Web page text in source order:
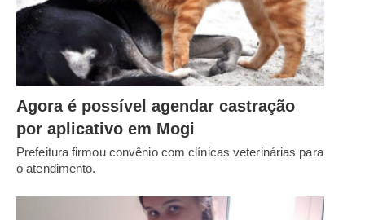
Agora é possível agendar castração
por aplicativo em Mogi
Prefeitura firmou convênio com clínicas veterinárias para
o atendimento.